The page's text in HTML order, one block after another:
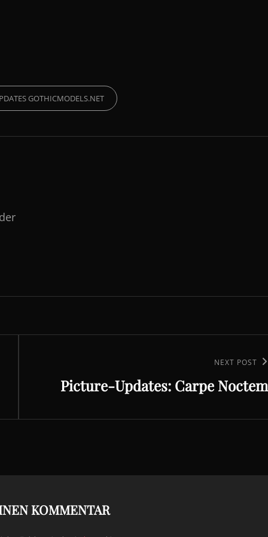
GOTHICMODELS.NET
Post
NEXT POST
Picture-Updates: Carpe Noctem
KOMMENTAR